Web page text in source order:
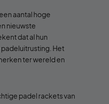
aantal hoge
nieuwste
dat al hun
Het
ter wereld en
padel rackets van